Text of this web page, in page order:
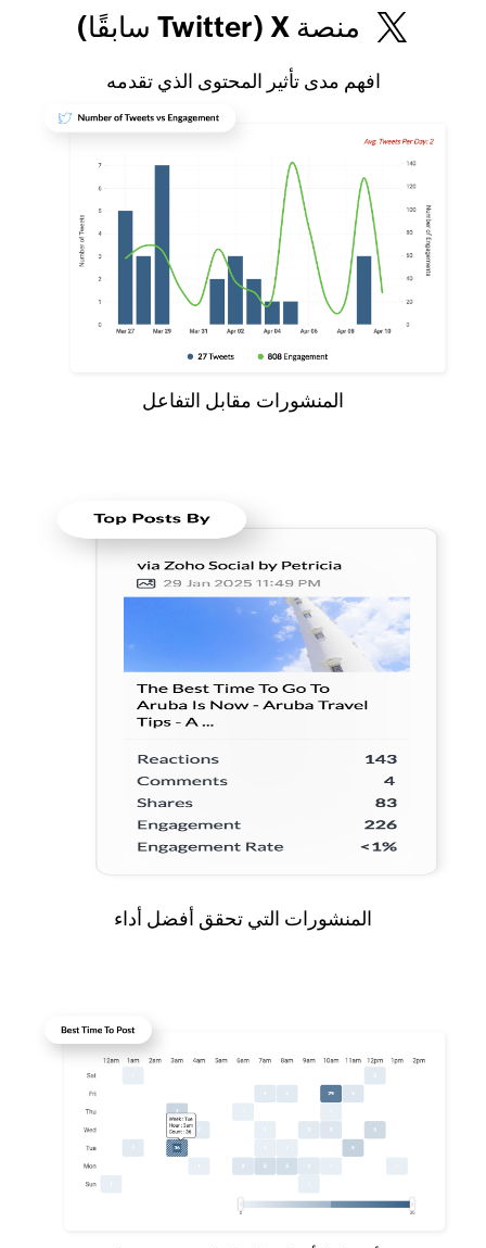
منصة X (Twitter سابقًا)
افهم مدى تأثير المحتوى الذي تقدمه
المنشورات مقابل التفاعل
المنشورات التي تحقق أفضل أداء